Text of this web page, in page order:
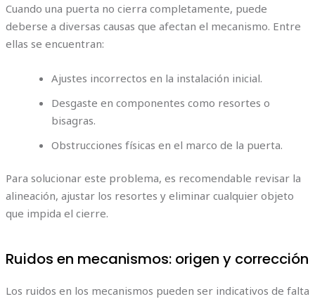
Cuando una puerta no cierra completamente, puede
deberse a diversas causas que afectan el mecanismo. Entre
ellas se encuentran:
Ajustes incorrectos en la instalación inicial.
Desgaste en componentes como resortes o
bisagras.
Obstrucciones físicas en el marco de la puerta.
Para solucionar este problema, es recomendable revisar la
alineación, ajustar los resortes y eliminar cualquier objeto
que impida el cierre.
Ruidos en mecanismos: origen y corrección
Los ruidos en los mecanismos pueden ser indicativos de falta